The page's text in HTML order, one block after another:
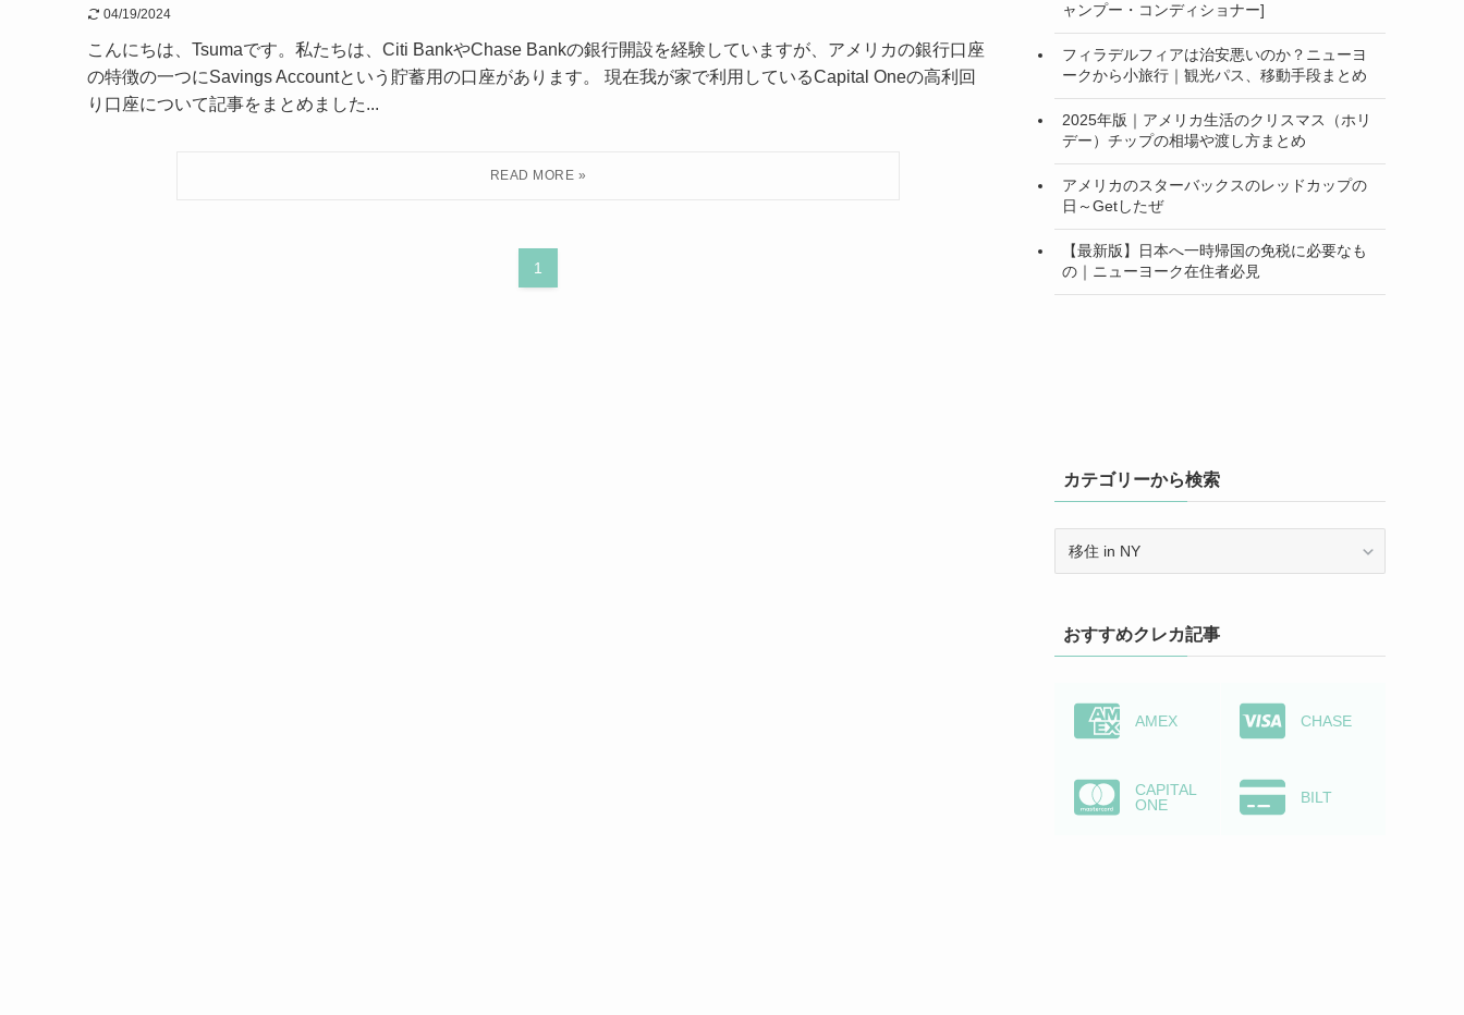
04/19/2024
こんにちは、Tsumaです。私たちは、Citi BankやChase Bankの銀行開設を経験していますが、アメリカの銀行口座
の特徴の一つにSavings Accountという貯蓄用の口座があります。 現在我が家で利用しているCapital Oneの高利回
り口座について記事をまとめました...
1
ャンプー・コンディショナー]
フィラデルフィアは治安悪いのか？ニューヨ
ークから小旅行｜観光パス、移動手段まとめ
2025年版｜アメリカ生活のクリスマス（ホリ
デー）チップの相場や渡し方まとめ
アメリカのスターバックスのレッドカップの
日～Getしたぜ
【最新版】日本へ一時帰国の免税に必要なも
の｜ニューヨーク在住者必見
カテゴリーから検索
ー
か
おすすめクレカ記事
AMEX CHASE
CAPITAL
ONE
BILT